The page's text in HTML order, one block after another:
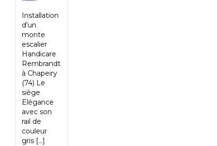
Installation
d’un
monte
escalier
Handicare
Rembrandt
à Chapeiry
(74) Le
siège
Elégance
avec son
rail de
couleur
gris […]